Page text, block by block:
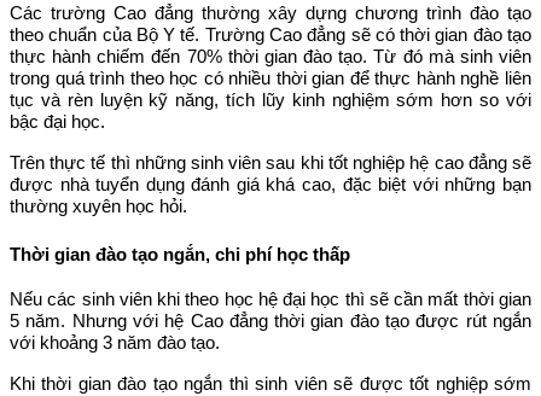
Các trường Cao đẳng thường xây dựng chương trình đào tạo
theo chuẩn của Bộ Y tế. Trường Cao đẳng sẽ có thời gian đào tạo
thực hành chiếm đến 70% thời gian đào tạo. Từ đó mà sinh viên
trong quá trình theo học có nhiều thời gian để thực hành nghề liên
tục và rèn luyện kỹ năng, tích lũy kinh nghiệm sớm hơn so với
bậc đại học.
Trên thực tế thì những sinh viên sau khi tốt nghiệp hệ cao đẳng sẽ
được nhà tuyển dụng đánh giá khá cao, đặc biệt với những bạn
thường xuyên học hỏi.
Thời gian đào tạo ngắn, chi phí học thấp
Nếu các sinh viên khi theo học hệ đại học thì sẽ cần mất thời gian
5 năm. Nhưng với hệ Cao đẳng thời gian đào tạo được rút ngắn
với khoảng 3 năm đào tạo.
Khi thời gian đào tạo ngắn thì sinh viên sẽ được tốt nghiệp sớm